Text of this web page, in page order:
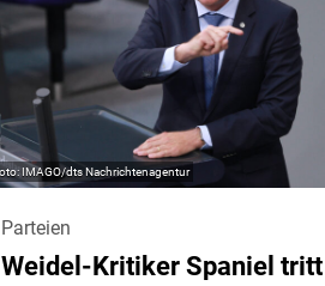
IMAGO/dts Nachrichtenagentur
Parteien
Weidel-Kritiker Spaniel